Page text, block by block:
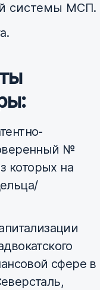
системы МСП.
№
которых на
сфере в